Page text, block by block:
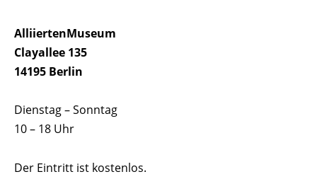
AlliiertenMuseum
Clayallee 135
14195 Berlin
Dienstag – Sonntag
10 – 18 Uhr
Der Eintritt ist kostenlos.